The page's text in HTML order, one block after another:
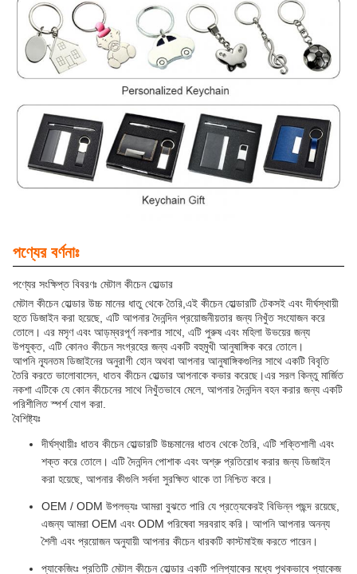
পণ্যের বর্ণনাঃ
পণ্যের সংক্ষিপ্ত বিবরণঃ মেটাল কীচেন হোল্ডার
মেটাল কীচেন হোল্ডার উচ্চ মানের ধাতু থেকে তৈরি,এই কীচেন হোল্ডারটি টেকসই এবং দীর্ঘস্থায়ী
হতে ডিজাইন করা হয়েছে, এটি আপনার দৈনন্দিন প্রয়োজনীয়তার জন্য নিখুঁত সংযোজন করে
তোলে। এর মসৃণ এবং আড়ম্বরপূর্ণ নকশার সাথে, এটি পুরুষ এবং মহিলা উভয়ের জন্য
উপযুক্ত, এটি কোনও কীচেন সংগ্রহের জন্য একটি বহুমুখী আনুষাঙ্গিক করে তোলে।
আপনি ন্যূনতম ডিজাইনের অনুরাগী হোন অথবা আপনার আনুষাঙ্গিকগুলির সাথে একটি বিবৃতি
তৈরি করতে ভালোবাসেন, ধাতব কীচেন হোল্ডার আপনাকে কভার করেছে।এর সরল কিন্তু মার্জিত
নকশা এটিকে যে কোন কীচেনের সাথে নিখুঁতভাবে মেলে, আপনার দৈনন্দিন বহন করার জন্য একটি
পরিশীলিত স্পর্শ যোগ করা.
বৈশিষ্ট্যঃ
দীর্ঘস্থায়ীঃ ধাতব কীচেন হোল্ডারটি উচ্চমানের ধাতব থেকে তৈরি, এটি শক্তিশালী এবং
শক্ত করে তোলে। এটি দৈনন্দিন পোশাক এবং অশ্রু প্রতিরোধ করার জন্য ডিজাইন
করা হয়েছে, আপনার কীগুলি সর্বদা সুরক্ষিত থাকে তা নিশ্চিত করে।
OEM / ODM উপলভ্যঃ আমরা বুঝতে পারি যে প্রত্যেকেরই বিভিন্ন পছন্দ রয়েছে,
এজন্য আমরা OEM এবং ODM পরিষেবা সরবরাহ করি। আপনি আপনার অনন্য
শৈলী এবং প্রয়োজন অনুযায়ী আপনার কীচেন ধারকটি কাস্টমাইজ করতে পারেন।
প্যাকেজিংঃ প্রতিটি মেটাল কীচেন হোল্ডার একটি পলিপ্যাকের মধ্যে পৃথকভাবে প্যাকেজ